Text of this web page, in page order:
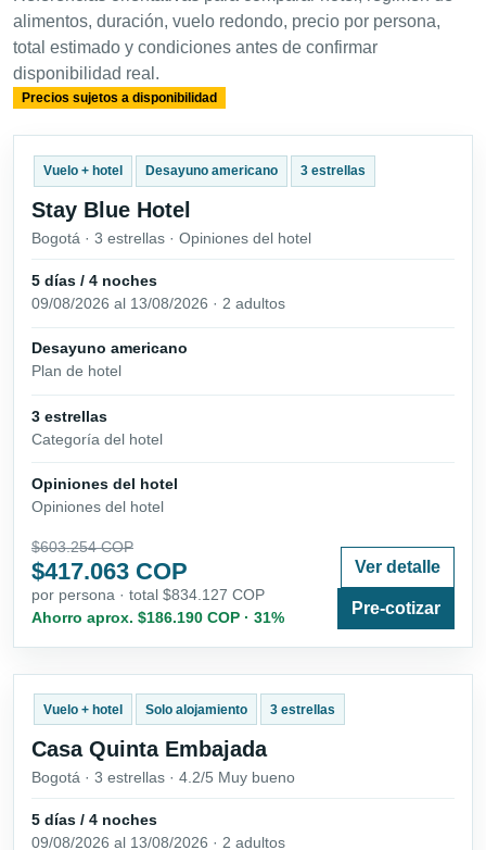
alimentos, duración, vuelo redondo, precio por persona,
total estimado y condiciones antes de confirmar
disponibilidad real.
Precios sujetos a disponibilidad
Vuelo + hotel Desayuno americano 3 estrellas
Stay Blue Hotel
Bogotá · 3 estrellas · Opiniones del hotel
5 días / 4 noches
09/08/2026 al 13/08/2026 · 2 adultos
Desayuno americano
Plan de hotel
3 estrellas
Categoría del hotel
Opiniones del hotel
Opiniones del hotel
$603.254 COP
$417.063 COP
por persona · total $834.127 COP
Ahorro aprox. $186.190 COP · 31%
Ver detalle
Pre-cotizar
Vuelo + hotel Solo alojamiento 3 estrellas
Casa Quinta Embajada
Bogotá · 3 estrellas · 4.2/5 Muy bueno
5 días / 4 noches
09/08/2026 al 13/08/2026 · 2 adultos